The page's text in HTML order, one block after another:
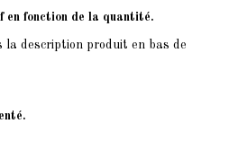
fonction de la quantité.
description produit en bas de